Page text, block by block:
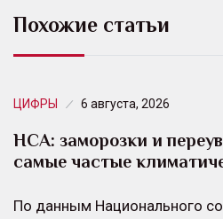
Похожие статьи
ЦИФРЫ 6 августа, 2026
НСА: заморозки и
самые частые
По данным Национального